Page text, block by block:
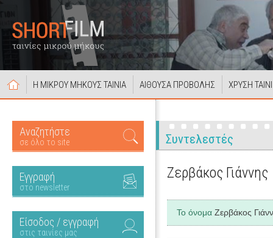
Η ΜΙΚΡΟΥ ΜΗΚΟΥΣ ΤΑΙΝΙΑ ΑΙΘΟΥΣΑ ΠΡΟΒΟΛΗΣ ΧΡΥΣΗ
Αναζητήστε
σε όλο το site
Εγγραφή
στο newsletter
Είσοδος / εγγραφή
στις ταινίες μας
Συντελεστές
Ζερβάκος Γιάννης
Το όνομα Ζερβάκος